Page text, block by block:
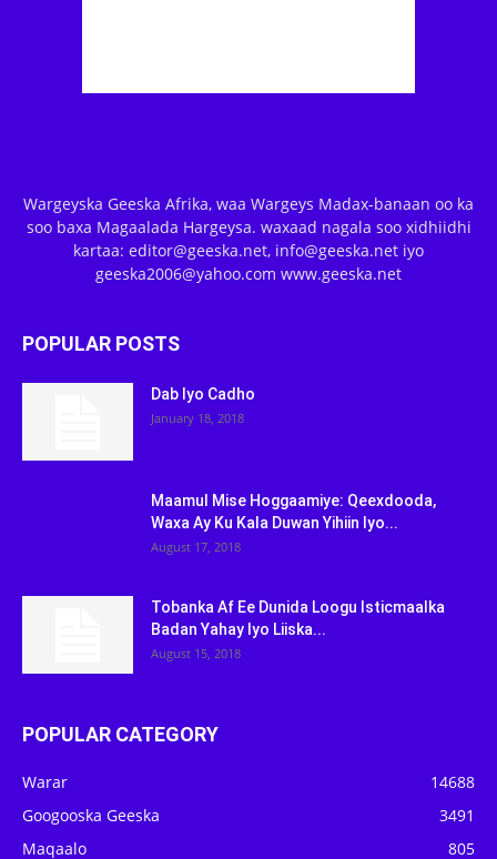
Wargeyska Geeska Afrika, waa Wargeys Madax-banaan oo ka
soo baxa Magaalada Hargeysa. waxaad nagala soo xidhiidhi
kartaa: editor@geeska.net, info@geeska.net iyo
geeska2006@yahoo.com www.geeska.net
POPULAR POSTS
Dab Iyo Cadho
January 18, 2018
Maamul Mise Hoggaamiye: Qeexdooda,
Waxa Ay Ku Kala Duwan Yihiin Iyo...
August 17, 2018
Tobanka Af Ee Dunida Loogu Isticmaalka
Badan Yahay Iyo Liiska...
August 15, 2018
POPULAR CATEGORY
Warar
14688
Googooska Geeska
3491
Maqaalo
805